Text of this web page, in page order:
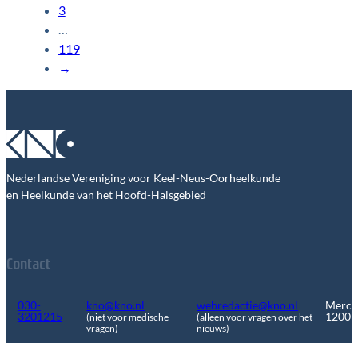
3
119
→
Nederlandse Vereniging voor Keel-Neus-Oorheelkunde
en Heelkunde van het Hoofd-Halsgebied
Contact
030-
3201215
kno@kno.nl
(niet voor medische
vragen)
webredactie@kno.nl
(alleen voor vragen over het
nieuws)
1200